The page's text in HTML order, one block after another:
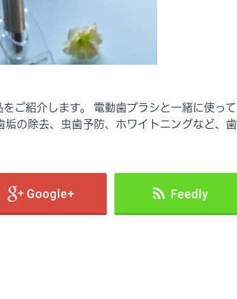
ご紹介します。 電動歯ブラシと一緒に使って
の除去、虫歯予防、ホワイトニングなど、歯